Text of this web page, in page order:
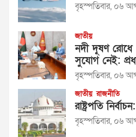
বৃহস্পতিবার, ০৬
জাতীয়
নদী দূষণ
সুযোগ নেই:
বৃহস্পতিবার, ০৬
জাতীয় রাজনীতি
রাষ্ট্রপতি
বৃহস্পতিবার, ০৬